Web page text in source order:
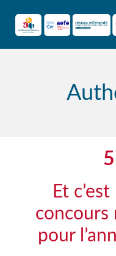
content
Et
concours
pour